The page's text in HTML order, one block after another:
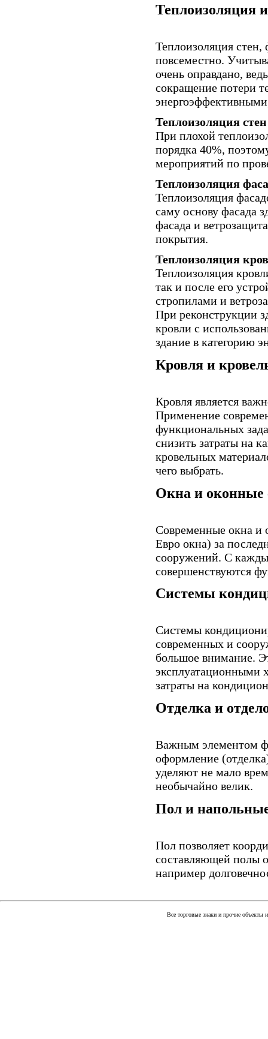
Теплоизоляция
Теплоизоляция стен,
повсеместно.
очень оправдано,
сокращение потери
Теплоизоляция
При плохой
порядка 40%,
мероприятий по
Теплоизоляция
Теплоизоляция
саму основу фасада
фасада и
покрытия.
Теплоизоляция
Теплоизоляция
так и после его
стропилами и
При реконструкции
кровли с
здание в категорию
Кровля и
Кровля является
Применение
функциональных
снизить затраты на
кровельных
чего выбрать.
Окна и оконные
Современные окна и
Евро окна) за
сооружений. С
совершенствуются
Системы
Системы
современных и
большое внимание.
эксплуатационными
затраты на
Отделка и
Важным элементом
оформление
уделяют не мало
необычайно велик.
Пол и
Пол позволяет
составляющей полы
например
Все торговые знаки и прочие объекты